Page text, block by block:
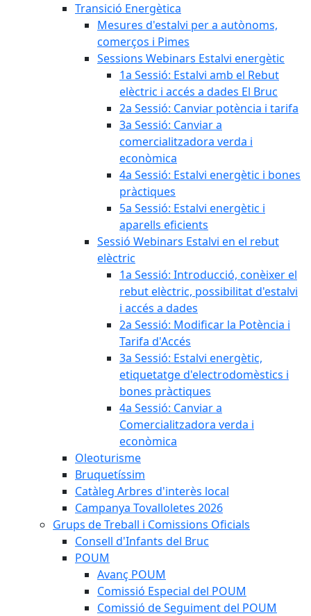
Transició Energètica
Mesures d'estalvi per a autònoms,
comerços i Pimes
Sessions Webinars Estalvi energètic
1a Sessió: Estalvi amb el Rebut
elèctric i accés a dades El Bruc
2a Sessió: Canviar potència i tarifa
3a Sessió: Canviar a
comercialitzadora verda i
econòmica
4a Sessió: Estalvi energètic i bones
pràctiques
5a Sessió: Estalvi energètic i
aparells eficients
Sessió Webinars Estalvi en el rebut
elèctric
1a Sessió: Introducció, conèixer el
rebut elèctric, possibilitat d'estalvi
i accés a dades
2a Sessió: Modificar la Potència i
Tarifa d'Accés
3a Sessió: Estalvi energètic,
etiquetatge d'electrodomèstics i
bones pràctiques
4a Sessió: Canviar a
Comercialitzadora verda i
econòmica
Oleoturisme
Bruquetíssim
Catàleg Arbres d'interès local
Campanya Tovalloletes 2026
Grups de Treball i Comissions Oficials
Consell d'Infants del Bruc
POUM
Avanç POUM
Comissió Especial del POUM
Comissió de Seguiment del POUM